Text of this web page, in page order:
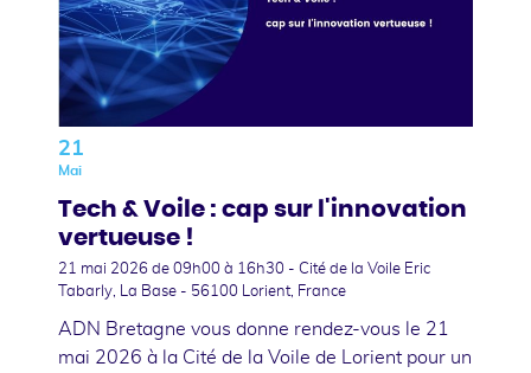
21
Mai
Tech & Voile : cap sur l'innovation
vertueuse !
21 mai 2026 de 09h00 à 16h30 - Cité de la Voile Eric
Tabarly, La Base - 56100 Lorient, France
ADN Bretagne vous donne rendez-vous le 21
mai 2026 à la Cité de la Voile de Lorient pour un